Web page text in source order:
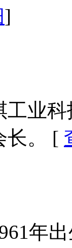
]
工业
长。 [
年出